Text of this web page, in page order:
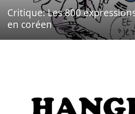
Critique: Les 800
en coréen